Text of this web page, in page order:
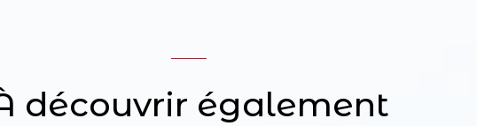
découvrir également